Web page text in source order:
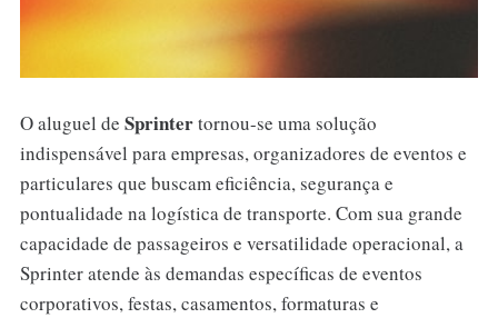
O aluguel de Sprintertornou-se uma solução
indispensável para empresas, organizadores de eventos e
particulares que buscam eficiência, segurança e
pontualidade na logística de transporte. Com sua grande
capacidade de passageiros e versatilidade operacional, a
Sprinter atende às demandas específicas de eventos
corporativos, festas, casamentos, formaturas e